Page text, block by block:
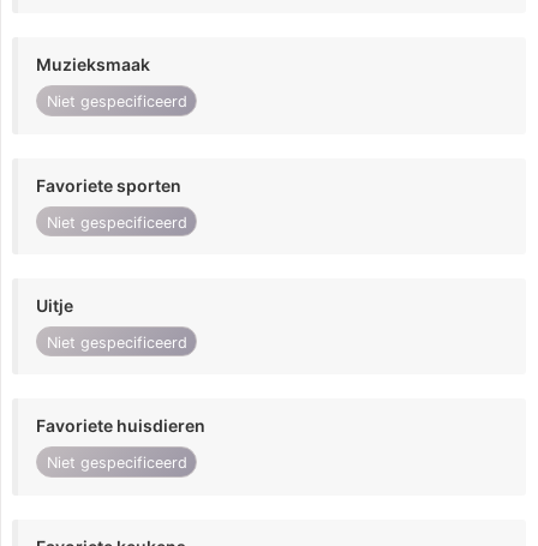
Muzieksmaak
Niet gespecificeerd
Favoriete sporten
Niet gespecificeerd
Uitje
Niet gespecificeerd
Favoriete huisdieren
Niet gespecificeerd